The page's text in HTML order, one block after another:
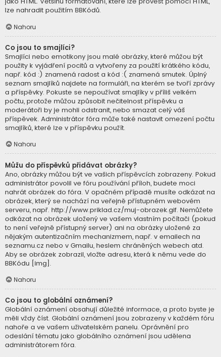
lze nahradit použitím BBKódů.
Nahoru
Co jsou to smajlíci?
Smajlíci nebo emotikony jsou malé obrázky, které můžou být
použity k vyjádření pocitů a vytvořeny za použití krátkého kódu,
např. kód :) znamená radost a kód :( znamená smutek. Úplný
seznam smajlíků najdete na formuláři, na kterém se tvoří zprávy
a příspěvky. Pokuste se nepoužívat smajlíky v příliš velkém
počtu, protože můžou způsobit nečitelnost příspěvku a
moderátoři by je mohli odstranit, nebo smazat celý váš
příspěvek. Administrátor fóra může také nastavit omezení počtu
smajlíků, které lze v příspěvku použít.
Nahoru
Můžu do příspěvků přidávat obrázky?
Ano, obrázky můžou být ve vašich příspěvcích zobrazeny. Pokud
administrátor povolil ve fóru používání příloh, budete moci
nahrát obrázek do fóra. V opačném případě musíte odkázat na
obrázek, který se nachází na veřejně přístupném webovém
serveru, např. http://www.priklad.cz/muj-obrazek.gif. Nemůžete
odkázat na obrázek uložený ve vašem vlastním počítači (pokud
to není veřejně přístupný server) ani na obrázky uložené za
nějakým autentizačním mechanizmem, např. v emailech na
seznamu.cz nebo v Gmailu, heslem chráněných webech atd.
Aby se obrázek zobrazil, vložte adresu, která k němu vede do
BBKódu [img].
Nahoru
Co jsou to globální oznámení?
Globální oznámení obsahují důležité informace, a proto byste je
měli vždy číst. Globální oznámení jsou zobrazeny v každém fóru
nahoře a ve vašem uživatelském panelu. Oprávnění pro
odeslání tématu jako globálního oznámení jsou udělena
administrátorem fóra.